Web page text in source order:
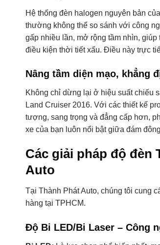
Hệ thống đèn halogen nguyên bản
thường không thể so sánh với công
gấp nhiều lần, mở rộng tầm nhìn,
điều kiện thời tiết xấu. Điều này trực
Nâng tầm diện mạo, khẳng
Không chỉ dừng lại ở hiệu suất chiếu
Land Cruiser 2016. Với các thiết kế
tượng, sang trọng và đẳng cấp hơn,
xe của bạn luôn nổi bật giữa đám
Các giải pháp độ đèn
Auto
Tại Thành Phát Auto, chúng tôi cung
hàng tại TPHCM.
Độ Bi LED/Bi Laser – Công